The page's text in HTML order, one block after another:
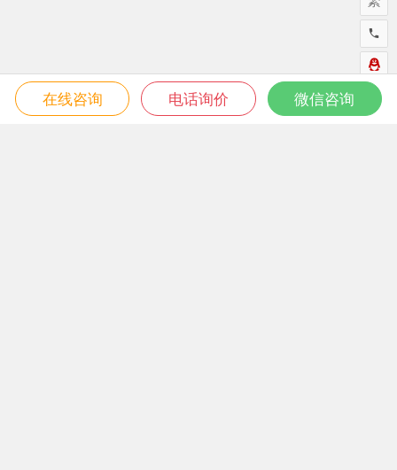
在线咨询 电话询价 微信咨询